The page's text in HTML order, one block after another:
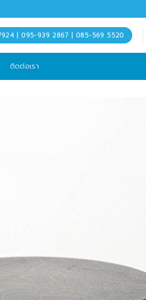
| 095-939 2867 | 085-569 5520
ติดต่อเรา